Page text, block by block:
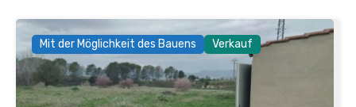
Mit der Möglichkeit des Bauens Verkauf